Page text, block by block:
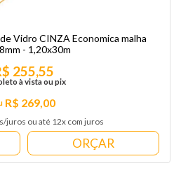
Vidro CINZA Economica malha
- 1,20x30m
R$ 269,00
juros ou até 12x com juros
255,55
à vista ou pix
ORÇAR